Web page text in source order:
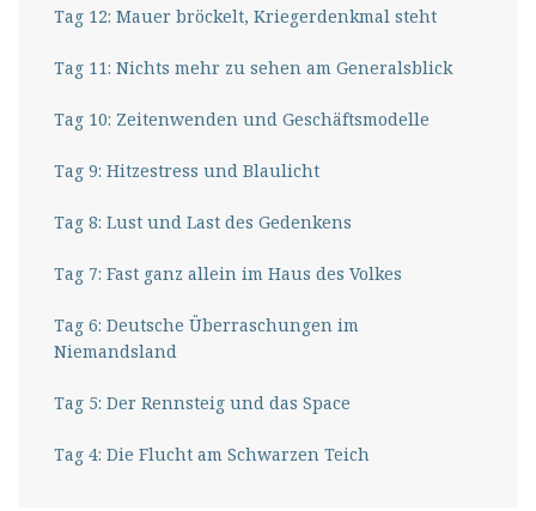
Tag 12: Mauer bröckelt, Kriegerdenkmal steht
Tag 11: Nichts mehr zu sehen am Generalsblick
Tag 10: Zeitenwenden und Geschäftsmodelle
Tag 9: Hitzestress und Blaulicht
Tag 8: Lust und Last des Gedenkens
Tag 7: Fast ganz allein im Haus des Volkes
Tag 6: Deutsche Überraschungen im
Niemandsland
Tag 5: Der Rennsteig und das Space
Tag 4: Die Flucht am Schwarzen Teich